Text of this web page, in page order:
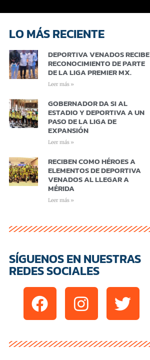
LO MÁS RECIENTE
DEPORTIVA VENADOS RECIBE
RECONOCIMIENTO DE PARTE
DE LA LIGA PREMIER MX.
Leer más »
GOBERNADOR DA SI AL
ESTADIO Y DEPORTIVA A UN
PASO DE LA LIGA DE
EXPANSIÓN
Leer más »
RECIBEN COMO HÉROES A
ELEMENTOS DE DEPORTIVA
VENADOS AL LLEGAR A
MÉRIDA
Leer más »
SÍGUENOS EN NUESTRAS
REDES SOCIALES